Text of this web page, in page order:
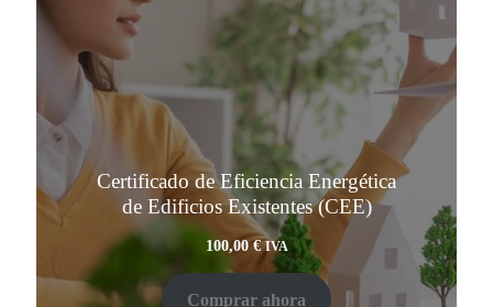
Certificado de Eficiencia Energética
de Edificios Existentes (CEE)
100,00€ IVA
Comprar ahora